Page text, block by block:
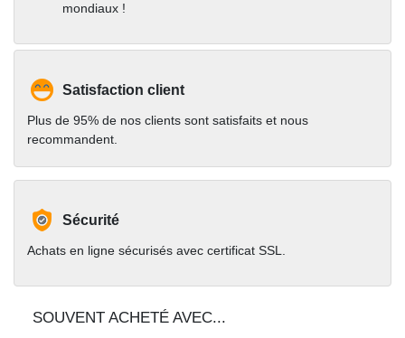
mondiaux !
Satisfaction client
Plus de 95% de nos clients sont satisfaits et nous
recommandent.
Sécurité
Achats en ligne sécurisés avec certificat SSL.
SOUVENT ACHETÉ AVEC...